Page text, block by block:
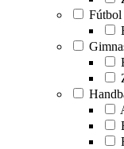
Fútbol